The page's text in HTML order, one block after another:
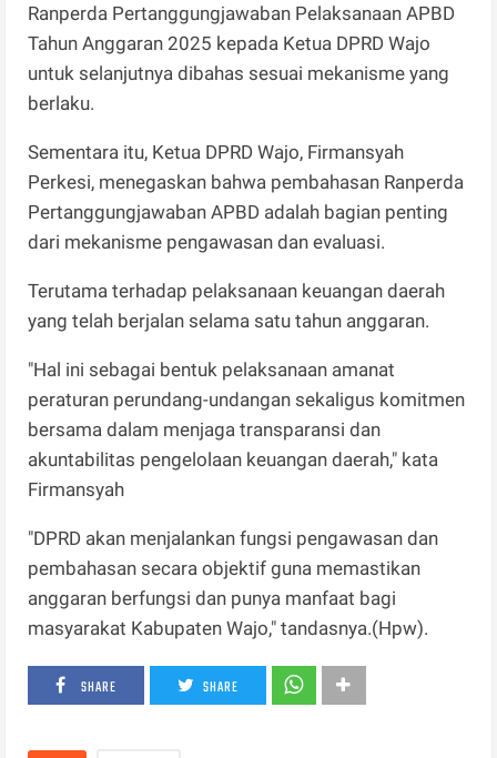
Ranperda Pertanggungjawaban Pelaksanaan APBD
Tahun Anggaran 2025 kepada Ketua DPRD Wajo
untuk selanjutnya dibahas sesuai mekanisme yang
berlaku.
Sementara itu, Ketua DPRD Wajo, Firmansyah
Perkesi, menegaskan bahwa pembahasan Ranperda
Pertanggungjawaban APBD adalah bagian penting
dari mekanisme pengawasan dan evaluasi.
Terutama terhadap pelaksanaan keuangan daerah
yang telah berjalan selama satu tahun anggaran.
"Hal ini sebagai bentuk pelaksanaan amanat
peraturan perundang-undangan sekaligus komitmen
bersama dalam menjaga transparansi dan
akuntabilitas pengelolaan keuangan daerah," kata
Firmansyah
"DPRD akan menjalankan fungsi pengawasan dan
pembahasan secara objektif guna memastikan
anggaran berfungsi dan punya manfaat bagi
masyarakat Kabupaten Wajo," tandasnya.(Hpw).
SHARE SHARE